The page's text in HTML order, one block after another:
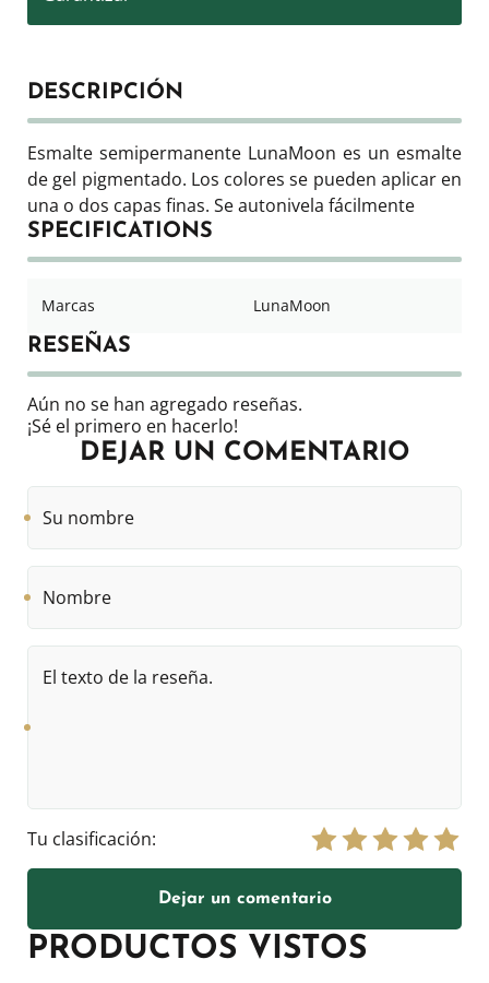
DESCRIPCIÓN
Esmalte semipermanente LunaMoon es un esmalte
de gel pigmentado. Los colores se pueden aplicar en
una o dos capas finas. Se autonivela fácilmente
SPECIFICATIONS
Marcas LunaMoon
RESEÑAS
Aún no se han agregado reseñas.
¡Sé el primero en hacerlo!
DEJAR UN COMENTARIO
nombre
texto
la
Tu clasificación:
Dejar un comentario
PRODUCTOS VISTOS